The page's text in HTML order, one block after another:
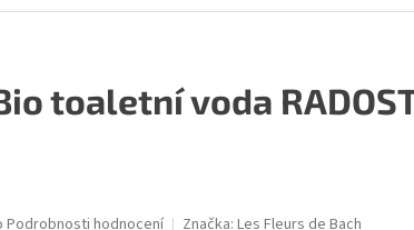
toaletní voda
Podrobnosti hodnocení Značka: Les Fleurs de Bach